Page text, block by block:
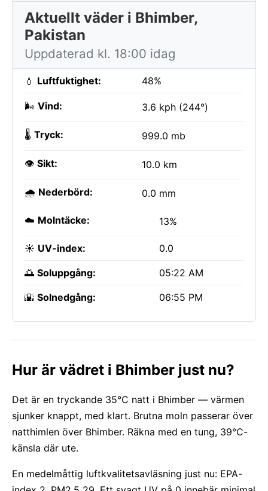
Aktuellt väder i Bhimber,
Pakistan
Uppdaterad kl. 18:00 idag
💧 Luftfuktighet: 48%
🌬️ Vind: 3.6 kph (244°)
🌡️ Tryck: 999.0 mb
👁️ Sikt: 10.0 km
🌧️ Nederbörd: 0.0 mm
☁️ Molntäcke: 13%
☀️ UV-index: 0.0
🌅 Soluppgång: 05:22 AM
🌇 Solnedgång: 06:55 PM
Hur är vädret i Bhimber just nu?
Det är en tryckande 35°C natt i Bhimber — värmen
sjunker knappt, med klart. Brutna moln passerar över
natthimlen över Bhimber. Räkna med en tung, 39°C-
känsla där ute.
En medelmåttig luftkvalitetsavläsning just nu: EPA-